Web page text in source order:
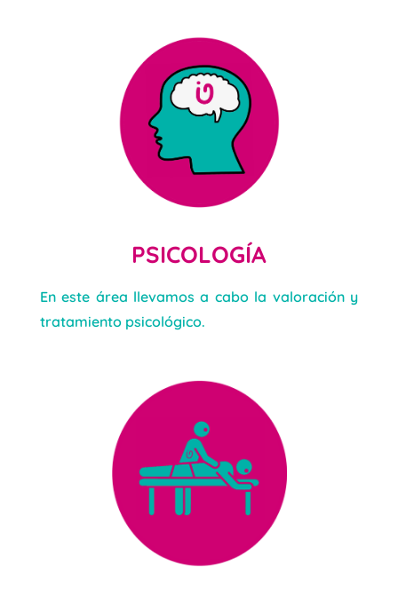
PSICOLOGÍA
En este área llevamos a cabo la valoración y
tratamiento psicológico.